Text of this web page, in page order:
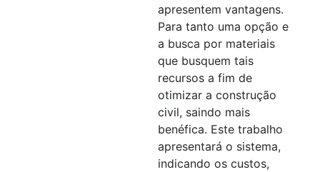
apresentem vantagens.
Para tanto uma opção e
a busca por materiais
que busquem tais
recursos a fim de
otimizar a construção
civil, saindo mais
benéfica. Este trabalho
apresentará o sistema,
indicando os custos,